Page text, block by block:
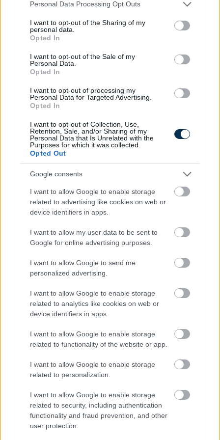
Please note that this website/app uses one or more Google
not limited to your visit or usage behaviour. You may click to
grant or deny consent to Google and its third-party tags to
use your data for below specified purposes in below Google
consent section.
Personal Data Processing Opt Outs
I want to opt-out of the Sharing of my
personal data.
Opted In
I want to opt-out of the Sale of my
Personal Data.
Opted In
I want to opt-out of processing my
Personal Data for Targeted Advertising.
Opted In
I want to opt-out of Collection, Use,
Retention, Sale, and/or Sharing of my
Personal Data that Is Unrelated with the
Purposes for which it was collected.
Opted Out
Google consents
I want to allow Google to enable storage
related to advertising like cookies on web or
device identifiers in apps.
I want to allow my user data to be sent to
Google for online advertising purposes.
I want to allow Google to send me
personalized advertising.
I want to allow Google to enable storage
related to analytics like cookies on web or
device identifiers in apps.
I want to allow Google to enable storage
related to functionality of the website or app.
I want to allow Google to enable storage
related to personalization.
I want to allow Google to enable storage
related to security, including authentication
functionality and fraud prevention, and other
user protection.
A hazai vegyipar 200 MW-al csökkentette
energiafelhasználását
Kiderült, mennyi mindent jelenthet: itt az első országos
mémkutatás
2026.08.06. 13:05